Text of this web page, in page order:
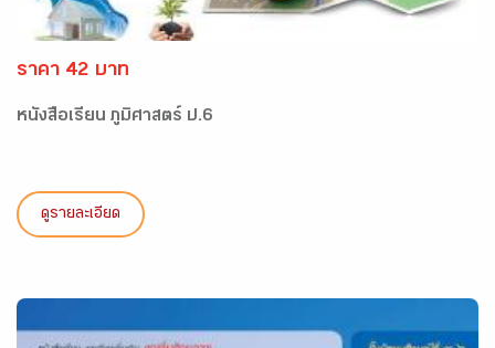
ราคา 42 บาท
หนังสือเรียน ภูมิศาสตร์ ป.6
ดูรายละเอียด